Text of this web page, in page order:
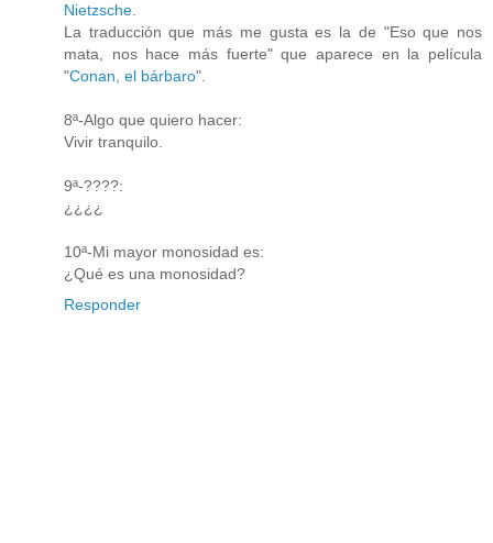
Nietzsche
La traducción que más me gusta es la de "Eso que nos
mata, nos hace más fuerte" que aparece en la película
"Conan, el bárbaro".
8ª-Algo que quiero hacer:
Vivir tranquilo.
9ª-????:
¿¿¿¿
10ª-Mi mayor monosidad es:
¿Qué es una monosidad?
Responder